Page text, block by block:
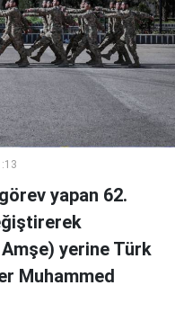
yapan 62.
yerine Türk
Muhammed